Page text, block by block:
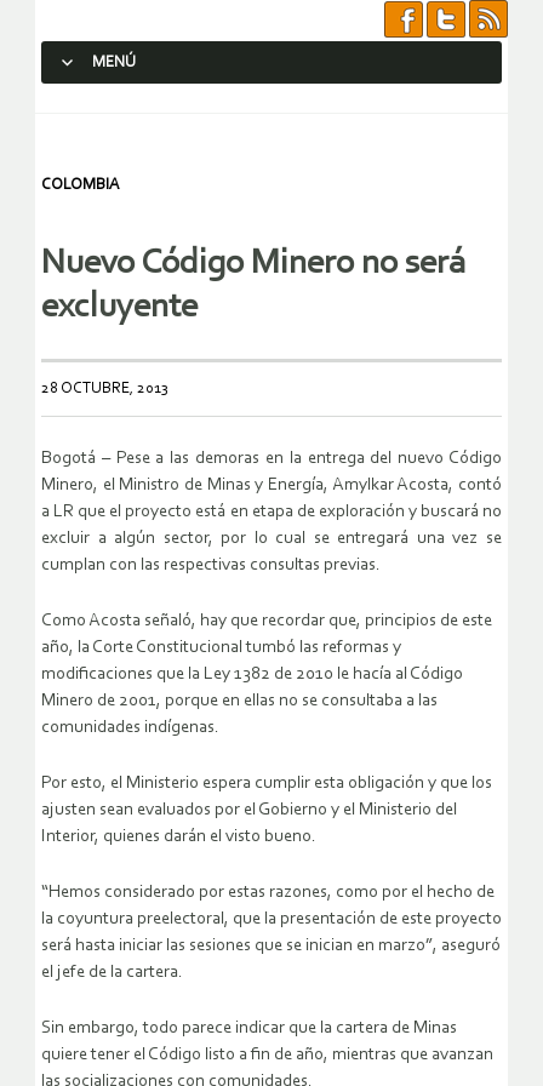
MENÚ
COLOMBIA
Nuevo Código Minero no será
excluyente
28 OCTUBRE, 2013
Bogotá – Pese a las demoras en la entrega del nuevo Código
Minero, el Ministro de Minas y Energía, Amylkar Acosta, contó
a LR que el proyecto está en etapa de exploración y buscará no
excluir a algún sector, por lo cual se entregará una vez se
cumplan con las respectivas consultas previas.
Como Acosta señaló, hay que recordar que, principios de este
año, la Corte Constitucional tumbó las reformas y
modificaciones que la Ley 1382 de 2010 le hacía al Código
Minero de 2001, porque en ellas no se consultaba a las
comunidades indígenas.
Por esto, el Ministerio espera cumplir esta obligación y que los
ajusten sean evaluados por el Gobierno y el Ministerio del
Interior, quienes darán el visto bueno.
“Hemos considerado por estas razones, como por el hecho de
la coyuntura preelectoral, que la presentación de este proyecto
será hasta iniciar las sesiones que se inician en marzo”, aseguró
el jefe de la cartera.
Sin embargo, todo parece indicar que la cartera de Minas
quiere tener el Código listo a fin de año, mientras que avanzan
las socializaciones con comunidades.